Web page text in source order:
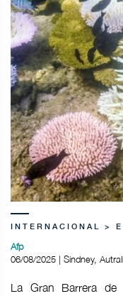
INTERNACIONAL >
Afp
06/08/2025 | Sindney,
La Gran Barrera de